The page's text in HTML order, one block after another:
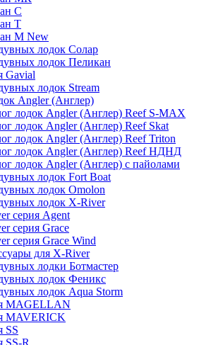
С
Т
М New
лодок Солар
лодок Пеликан
Gavial
лодок Stream
Angler (Англер)
лодок Angler (Англер) Reef S-MAX
лодок Angler (Англер) Reef Skat
лодок Angler (Англер) Reef Triton
лодок Angler (Англер) Reef НДНД
лодок Angler (Англер) с пайолами
лодок Fort Boat
лодок Omolon
лодок X-River
серия Agent
серия Grace
серия Grace Wind
для X-River
лодки Ботмастер
лодок Феникc
лодок Aqua Storm
MAGELLAN
MAVERICK
SS
SS-R